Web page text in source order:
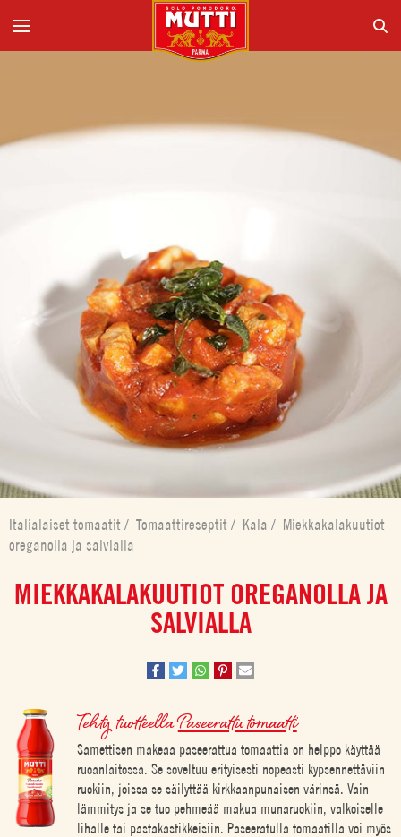
Italialaiset tomaatit / Tomaattireseptit / Kala / Miekkakalakuutiot
oreganolla ja salvialla
MIEKKAKALAKUUTIOT OREGANOLLA JA
SALVIALLA
Tehty tuotteellaPaseerattu tomaatti
Samettisen makeaa paseerattua tomaattia on helppo käyttää
ruoanlaitossa. Se soveltuu erityisesti nopeasti kypsennettäviin
ruokiin, joissa se säilyttää kirkkaanpunaisen värinsä. Vain
lämmitys ja se tuo pehmeää makua munaruokiin, valkoiselle
lihalle tai pastakastikkeisiin. Paseeratulla tomaatilla voi myös